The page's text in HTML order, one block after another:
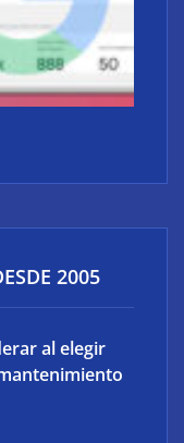
2005
al elegir